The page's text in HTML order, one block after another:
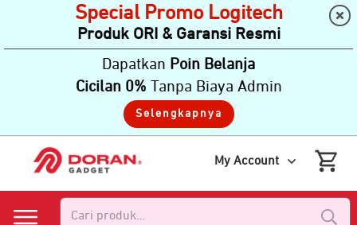
My Account
Special Promo Logitech
Produk ORI & Garansi Resmi
Dapatkan Poin Belanja
Cicilan 0%
Tanpa Biaya Admin
Selengkapnya